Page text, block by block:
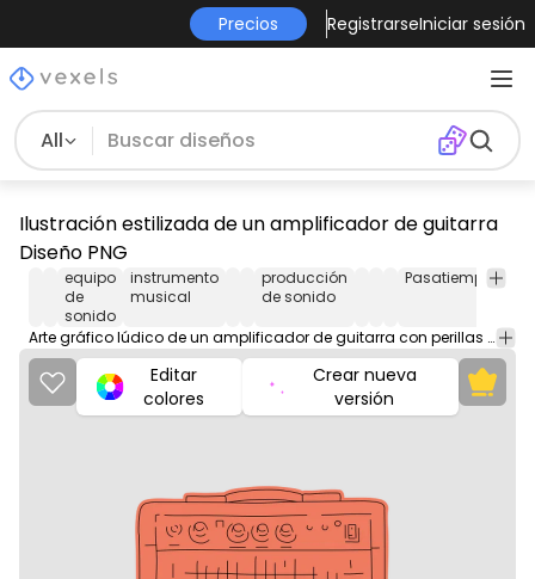
Precios RegistrarseIniciar sesión
All
Ilustración estilizada de un amplificador de guitarra
Diseño PNG
equipo
de
sonido
instrumento
musical
producción
de sonido
Pasatiempos
Arte gráfico lúdico de un amplificador de guitarra con perillas detalladas y texturas de rejilla.
Editar
colores
Crear nueva
versión